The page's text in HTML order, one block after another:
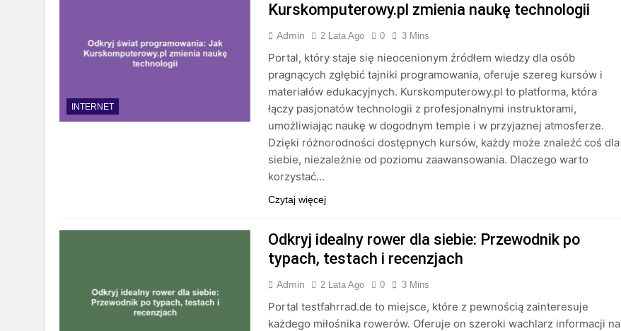
INTERNET
Kurskomputerowy.pl zmienia naukę technologii
Admin 2 Lata Ago 0 3 Mins
Portal, który staje się nieocenionym źródłem wiedzy dla osób
pragnących zgłębić tajniki programowania, oferuje szereg kursów i
materiałów edukacyjnych. Kurskomputerowy.pl to platforma, która
łączy pasjonatów technologii z profesjonalnymi instruktorami,
umożliwiając naukę w dogodnym tempie i w przyjaznej atmosferze.
Dzięki różnorodności dostępnych kursów, każdy może znaleźć coś dla
siebie, niezależnie od poziomu zaawansowania. Dlaczego warto
korzystać…
Czytaj więcej
Odkryj idealny rower dla siebie: Przewodnik po
typach, testach i recenzjach
Admin 2 Lata Ago 0 3 Mins
Portal testfahrrad.de to miejsce, które z pewnością zainteresuje
każdego miłośnika rowerów. Oferuje on szeroki wachlarz informacji na